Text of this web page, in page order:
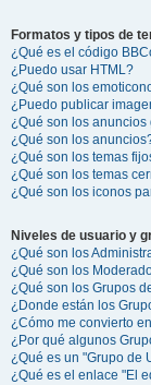
Formatos y tipos de
¿Qué es el código
¿Puedo usar HTML?
¿Qué son los
¿Puedo publicar
¿Qué son los anuncios
¿Qué son los
¿Qué son los temas
¿Qué son los temas
¿Qué son los iconos
Niveles de usuario y
¿Qué son los
¿Qué son los
¿Qué son los Grupos
¿Donde están los
¿Cómo me convierto
¿Por qué algunos
¿Qué es un "Grupo de
¿Qué es el enlace "El